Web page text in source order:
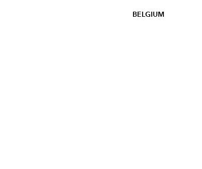
BELGIUM